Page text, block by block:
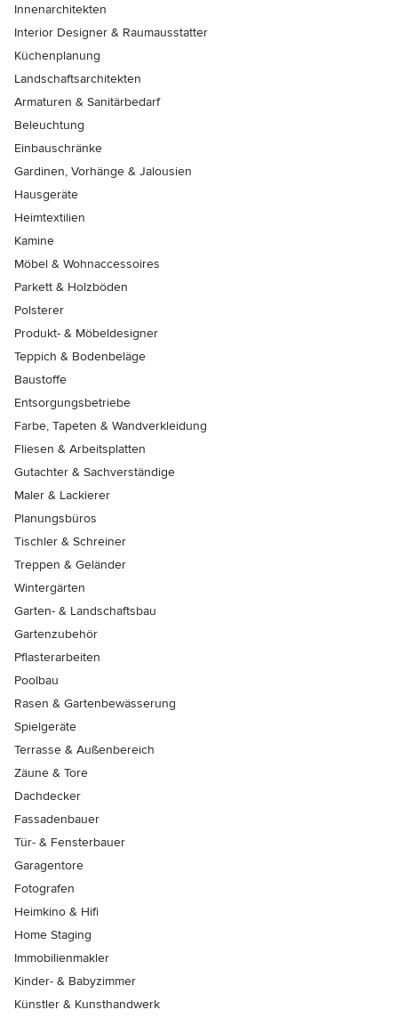
Innenarchitekten
Interior Designer & Raumausstatter
Küchenplanung
Landschaftsarchitekten
Armaturen & Sanitärbedarf
Beleuchtung
Einbauschränke
Gardinen, Vorhänge & Jalousien
Hausgeräte
Heimtextilien
Kamine
Möbel & Wohnaccessoires
Parkett & Holzböden
Polsterer
Produkt- & Möbeldesigner
Teppich & Bodenbeläge
Baustoffe
Entsorgungsbetriebe
Farbe, Tapeten & Wandverkleidung
Fliesen & Arbeitsplatten
Gutachter & Sachverständige
Maler & Lackierer
Planungsbüros
Tischler & Schreiner
Treppen & Geländer
Wintergärten
Garten- & Landschaftsbau
Gartenzubehör
Pflasterarbeiten
Poolbau
Rasen & Gartenbewässerung
Spielgeräte
Terrasse & Außenbereich
Zäune & Tore
Dachdecker
Fassadenbauer
Tür- & Fensterbauer
Garagentore
Fotografen
Heimkino & Hifi
Home Staging
Immobilienmakler
Kinder- & Babyzimmer
Künstler & Kunsthandwerk